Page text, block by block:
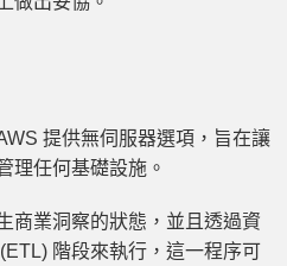
提供無伺服器選項，旨在讓
理任何基礎設施。
商業洞察的狀態，並且透過資
階段來執行，這一程序可